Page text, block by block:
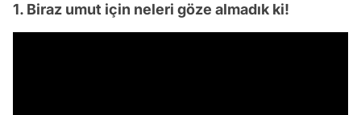
1. Biraz umut için neleri göze almadık ki!